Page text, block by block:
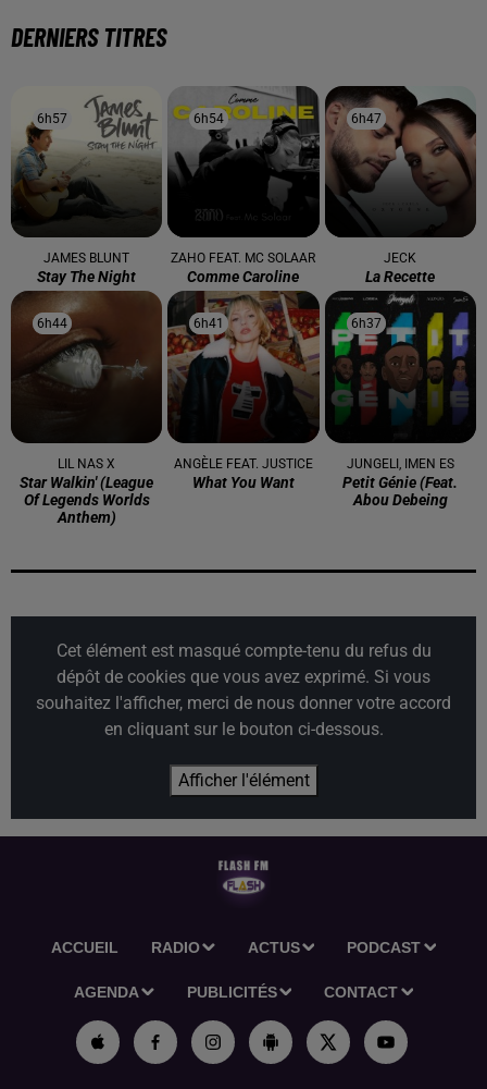
DERNIERS TITRES
6h57
6h57
JAMES BLUNT
Stay The Night
6h54
6h54
ZAHO FEAT. MC SOLAAR
Comme Caroline
6h47
6h47
JECK
La Recette
6h44
6h44
LIL NAS X
Star Walkin' (league
Of Legends Worlds
Anthem)
6h41
6h41
ANGÈLE FEAT. JUSTICE
What You Want
6h37
6h37
JUNGELI, IMEN ES
Petit Génie (feat.
Abou Debeing
Cet élément est masqué compte-tenu du refus du
dépôt de cookies que vous avez exprimé. Si vous
souhaitez l'afficher, merci de nous donner votre accord
en cliquant sur le bouton ci-dessous.
Afficher l'élément
ACCUEIL RADIO ACTUS PODCAST
AGENDA PUBLICITÉS CONTACT